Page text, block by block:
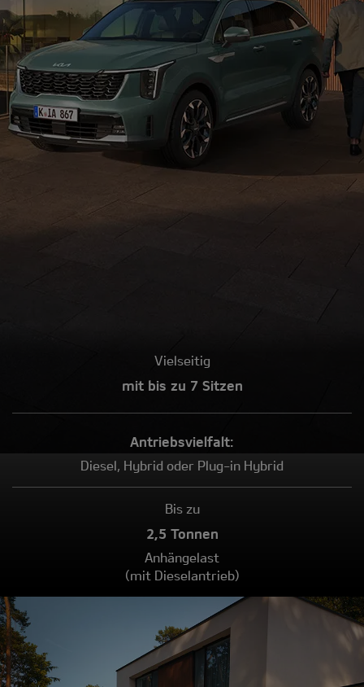
Vielseitig
mit bis zu 7 Sitzen
Antriebs­vielfalt:
Diesel, Hybrid oder Plug-in Hybrid
Bis zu
2,5 Tonnen
Anhängelast
(mit Dieselantrieb)